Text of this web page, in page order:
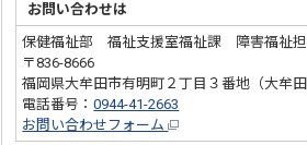
お問い合わせは
保健福祉部 福祉支援室福祉課 障害福祉
〒836-8666
福岡県大牟田市有明町２丁目３番地（大牟田
電話番号：0944-41-2663
お問い合わせフォーム